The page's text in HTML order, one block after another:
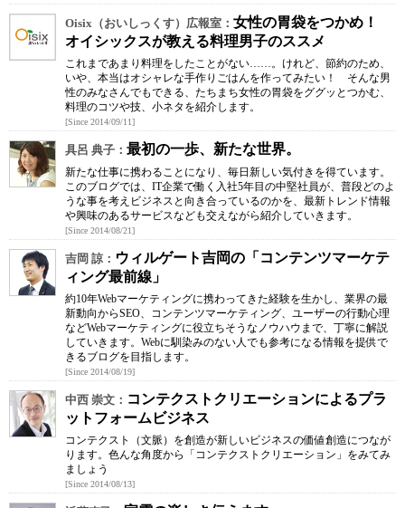
Oisix（おいしっくす）広報室： 女性の胃袋をつかめ！
オイシックスが教える料理男子のススメ
これまであまり料理をしたことがない……。けれど、節約のため、
いや、本当はオシャレな手作りごはんを作ってみたい！ そんな男
性のみなさんでもできる、たちまち女性の胃袋をググッとつかむ、
料理のコツや技、小ネタを紹介します。
[Since 2014/09/11]
具呂 典子： 最初の一歩、新たな世界。
新たな仕事に携わることになり、毎日新しい気付きを得ています。
このブログでは、IT企業で働く入社5年目の中堅社員が、普段どのよ
うな事を考えビジネスと向き合っているのかを、最新トレンド情報
や興味のあるサービスなども交えながら紹介していきます。
[Since 2014/08/21]
吉岡 諒： ウィルゲート吉岡の「コンテンツマーケテ
ィング最前線」
約10年Webマーケティングに携わってきた経験を生かし、業界の最
新動向からSEO、コンテンツマーケティング、ユーザーの行動心理
などWebマーケティングに役立ちそうなノウハウまで、丁寧に解説
していきます。Webに馴染みのない人でも参考になる情報を提供で
きるブログを目指します。
[Since 2014/08/19]
中西 崇文： コンテクストクリエーションによるプラ
ットフォームビジネス
コンテクスト（文脈）を創造が新しいビジネスの価値創造につなが
ります。色んな角度から「コンテクストクリエーション」をみてみ
ましょう
[Since 2014/08/13]